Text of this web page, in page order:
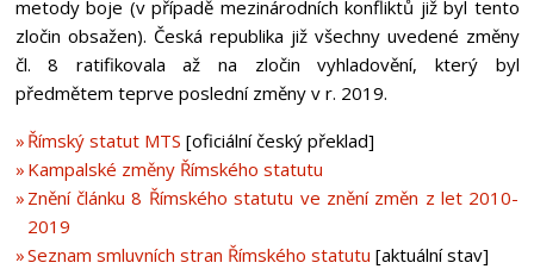
metody boje (v případě mezinárodních konfliktů již byl tento
zločin obsažen). Česká republika již všechny uvedené změny
čl. 8 ratifikovala až na zločin vyhladovění, který byl
předmětem teprve poslední změny v r. 2019.
Římský statut MTS [oficiální český překlad]
Kampalské změny Římského statutu
Znění článku 8 Římského statutu ve znění změn z let 2010-
2019
Seznam smluvních stran Římského statutu [aktuální stav]